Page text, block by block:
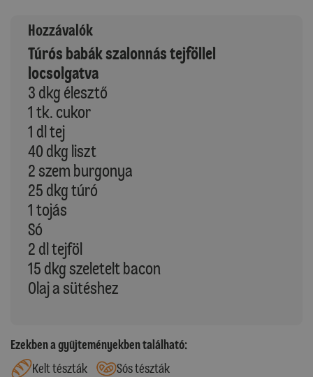
Hozzávalók
Túrós babák szalonnás tejföllel
locsolgatva
3 dkg élesztő
1 tk. cukor
1 dl tej
40 dkg liszt
2 szem burgonya
25 dkg túró
1 tojás
Só
2 dl tejföl
15 dkg szeletelt bacon
Olaj a sütéshez
Ezekben a gyűjteményekben található:
Kelt tészták
Sós tészták